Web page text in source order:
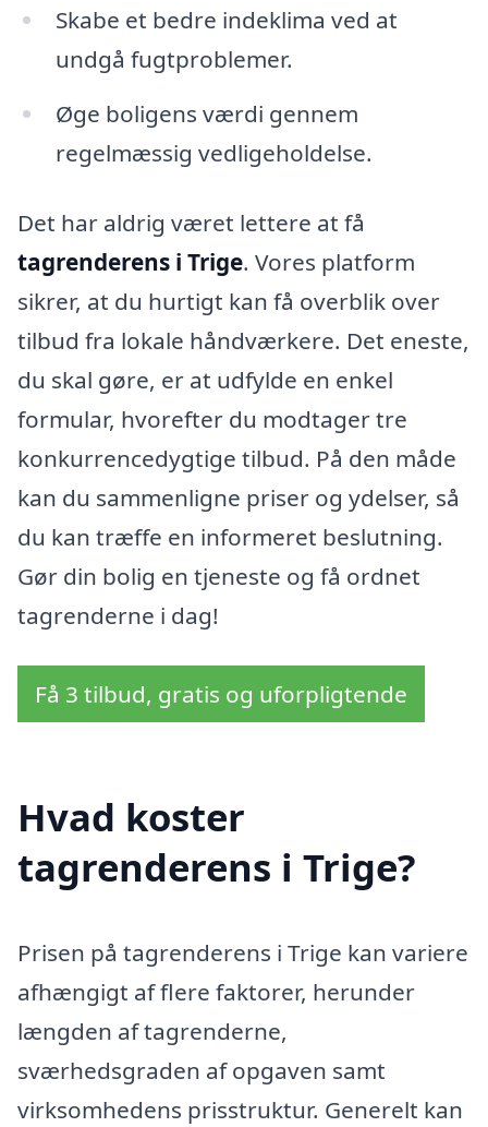
Skabe et bedre indeklima ved at
undgå fugtproblemer.
Øge boligens værdi gennem
regelmæssig vedligeholdelse.
Det har aldrig været lettere at få
tagrenderens i Trige. Vores platform
sikrer, at du hurtigt kan få overblik over
tilbud fra lokale håndværkere. Det eneste,
du skal gøre, er at udfylde en enkel
formular, hvorefter du modtager tre
konkurrencedygtige tilbud. På den måde
kan du sammenligne priser og ydelser, så
du kan træffe en informeret beslutning.
Gør din bolig en tjeneste og få ordnet
tagrenderne i dag!
Få 3 tilbud, gratis og uforpligtende
Hvad koster
tagrenderens i Trige?
Prisen på tagrenderens i Trige kan variere
afhængigt af flere faktorer, herunder
længden af ​​tagrenderne,
sværhedsgraden af opgaven samt
virksomhedens prisstruktur. Generelt kan